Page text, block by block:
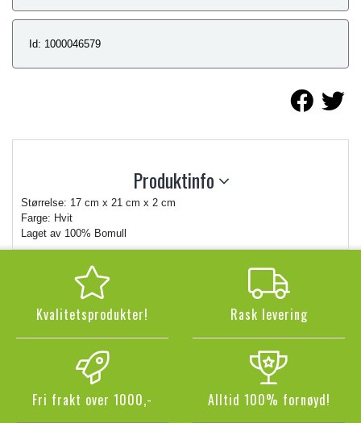
Id: 1000046579
Produktinfo
Størrelse: 17 cm x 21 cm x 2 cm
Farge: Hvit
Laget av 100% Bomull
Kvalitetsprodukter! Rask levering
Fri frakt over 1000,- Alltid 100% fornøyd!